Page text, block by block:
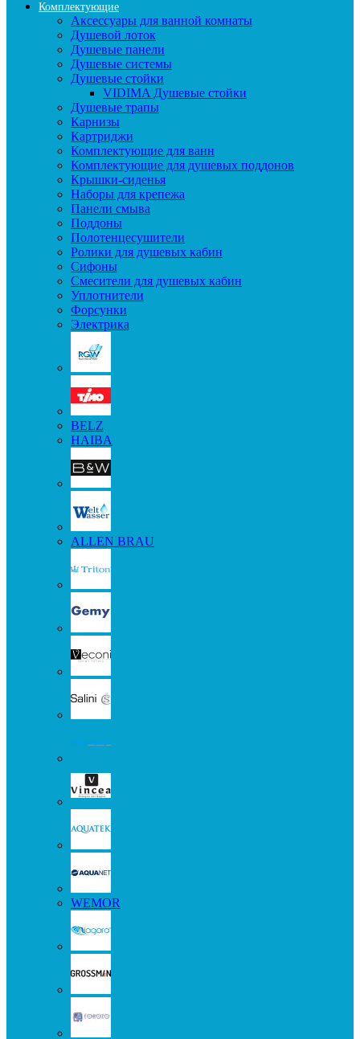
Комплектующие
Аксессуары для ванной комнаты
Душевой лоток
Душевые панели
Душевые системы
Душевые стойки
VIDIMA Душевые стойки
Душевые трапы
Карнизы
Картриджи
Комплектующие для ванн
Комплектующие для душевых поддонов
Крышки-сиденья
Наборы для крепежа
Панели смыва
Поддоны
Полотенцесушители
Ролики для душевых кабин
Сифоны
Смесители для душевых кабин
Уплотнители
Форсунки
Электрика
BELZ
HAIBA
ALLEN BRAU
WEMOR